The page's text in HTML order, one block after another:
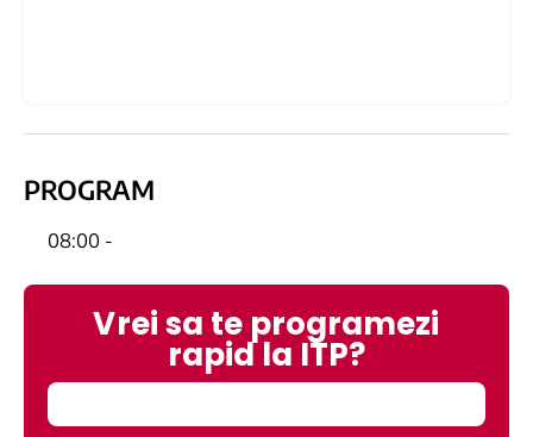
PROGRAM
08:00 -
Vrei sa te programezi
rapid la ITP?